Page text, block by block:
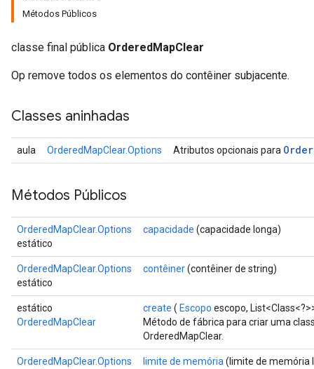
Métodos Públicos
classe final pública OrderedMapClear
Op remove todos os elementos do contêiner subjacente.
Classes aninhadas
aula OrderedMapClear.Options Atributos opcionais para
Métodos Públicos
OrderedMapClear.Options
estático
capacidade (capacidade longa)
OrderedMapClear.Options
estático
contêiner(contêiner de string)
estático
OrderedMapClear
create ( Escopo escopo,
Método de fábrica para criar uma
OrderedMapClear.
OrderedMapClear.Options
limite de memória (limite de memória